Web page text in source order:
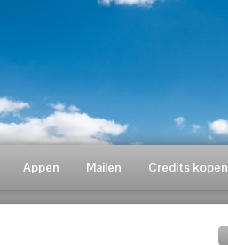
Appen Mailen Credits kopen